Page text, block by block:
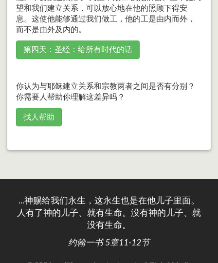
望和我们建立关系，可以放心地在他的照顾下得安
息。这使他能够通过我们做工，他的工是由内而外，
而不是由外及内的。
第四天：圣经：给所有时代的话
你认为与耶稣建立关系和宗教两者之间是否有分别？
你需要人帮助你理解这差异吗？
找人帮助
...神赐给我们永生，这永生也是在他儿子里面。
人有了神的儿子、就有生命。没有神的儿子、就
没有生命。
约翰一书 5章11-12节